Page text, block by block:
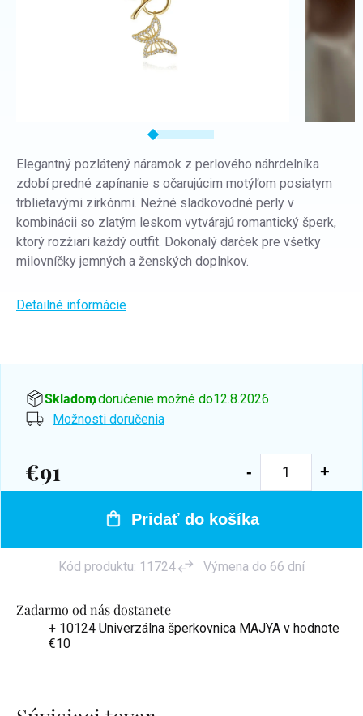
Zadarmo od nás dostanete
+ 10124 Univerzálna šperkovnica MAJYA v hodnote
€10
Elegantný pozlátený náramok z perlového náhrdelníka
zdobí predné zapínanie s očarujúcim motýľom posiatym
trblietavými zirkónmi. Nežné sladkovodné perly v
kombinácii so zlatým leskom vytvárajú romantický šperk,
ktorý rozžiari každý outfit. Dokonalý darček pre všetky
milovníčky jemných a ženských doplnkov.
Detailné informácie
Skladom, doručenie možné do12.8.2026
Možnosti doručenia
€91
Jednotková
Pridať do košíka
Kód produktu: 11724 Výmena do 66 dní